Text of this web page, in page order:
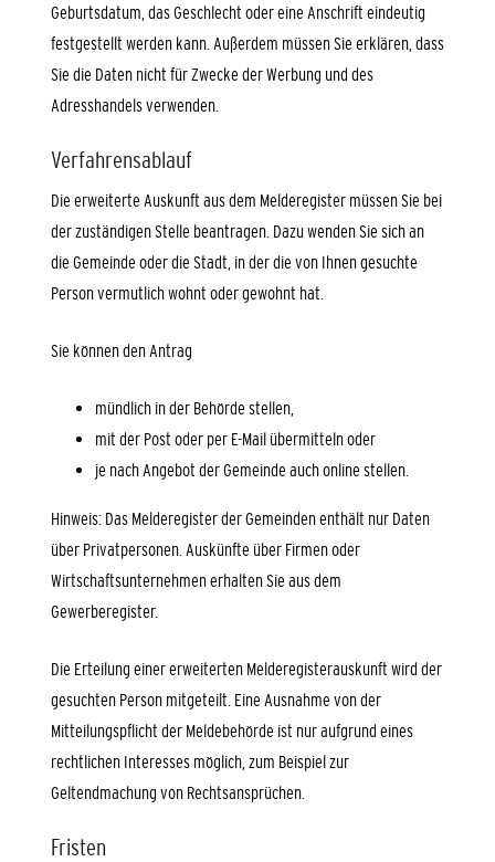
Geburtsdatum, das Geschlecht oder eine Anschrift eindeutig
festgestellt werden kann. Außerdem müssen Sie erklären, dass
Sie die Daten nicht für Zwecke der Werbung und des
Adresshandels verwenden.
Verfahrensablauf
Die erweiterte Auskunft aus dem Melderegister müssen Sie bei
der zuständigen Stelle beantragen. Dazu wenden Sie sich an
die Gemeinde oder die Stadt, in der die von Ihnen gesuchte
Person vermutlich wohnt oder gewohnt hat.
Sie können den Antrag
mündlich in der Behörde stellen,
mit der Post oder per E-Mail übermitteln oder
je nach Angebot der Gemeinde auch online stellen.
Hinweis: Das Melderegister der Gemeinden enthält nur Daten
über Privatpersonen. Auskünfte über Firmen oder
Wirtschaftsunternehmen erhalten Sie aus dem
Gewerberegister.
Die Erteilung einer erweiterten Melderegisterauskunft wird der
gesuchten Person mitgeteilt. Eine Ausnahme von der
Mitteilungspflicht der Meldebehörde ist nur aufgrund eines
rechtlichen Interesses möglich, zum Beispiel zur
Geltendmachung von Rechtsansprüchen.
Fristen